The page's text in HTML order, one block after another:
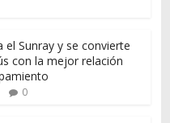
el Sunray y se convierte
con la mejor relación
0